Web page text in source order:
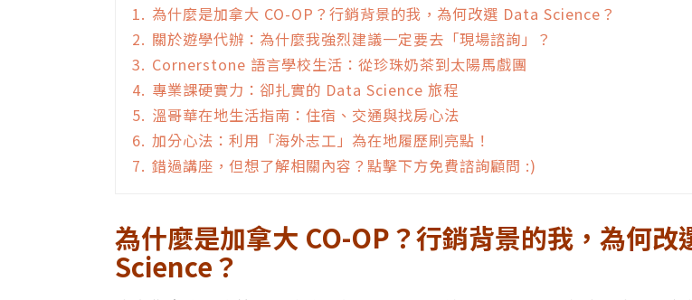
1. 為什麼是加拿大 CO-OP？行銷背景的我，為何改選 Data Science？
2. 關於遊學代辦：為什麼我強烈建議一定要去「現場諮詢」？
3. Cornerstone 語言學校生活：從珍珠奶茶到太陽馬戲團
4. 專業課硬實力：卻扎實的 Data Science 旅程
5. 溫哥華在地生活指南：住宿、交通與找房心法
6. 加分心法：利用「海外志工」為在地履歷刷亮點！
7. 錯過講座，但想了解相關內容？點擊下方免費諮詢顧問 :)
為什麼是加拿大 CO-OP？行銷背景的我，為何改
Science？